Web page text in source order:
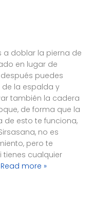
a doblar la pierna de
en lugar de
puedes
la espalda y
también la cadera
de forma que la
de esto te funciona,
no es
pero te
tienes cualquier
Read more »